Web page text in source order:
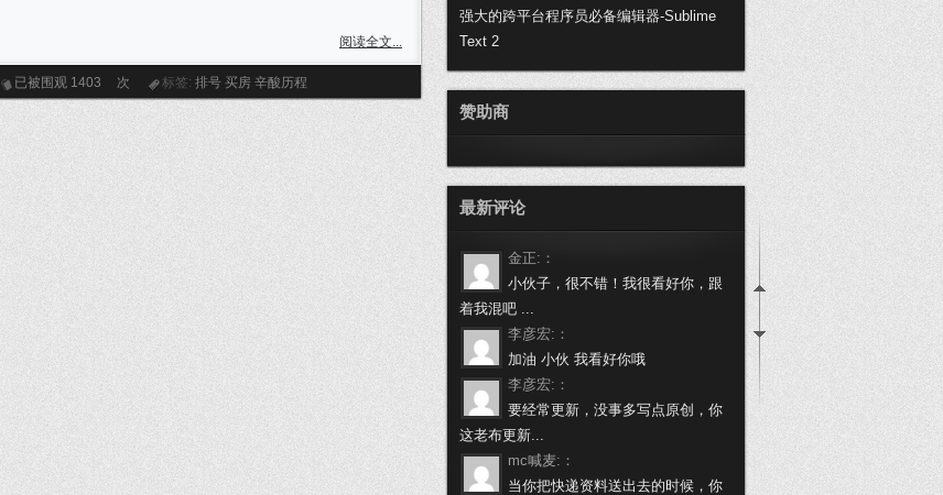
阅读全文...
已被围观 1403 次 标签: 排号 买房 辛酸历程
强大的跨平台程序员必备编辑器-Sublime
Text 2
赞助商
最新评论
金正:：
小伙子，很不错！我很看好你，跟
着我混吧 ...
李彦宏:：
加油 小伙 我看好你哦
李彦宏:：
要经常更新，没事多写点原创，你
这老布更新...
mc喊麦:：
当你把快递资料送出去的时候，你